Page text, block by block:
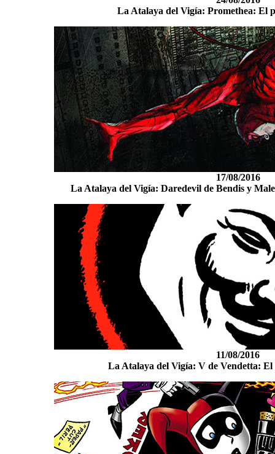
La Atalaya del Vigía: Promethea: El
17/08/2016
La Atalaya del Vigía: Daredevil de Bendis y
11/08/2016
La Atalaya del Vigía: V de Vendetta: